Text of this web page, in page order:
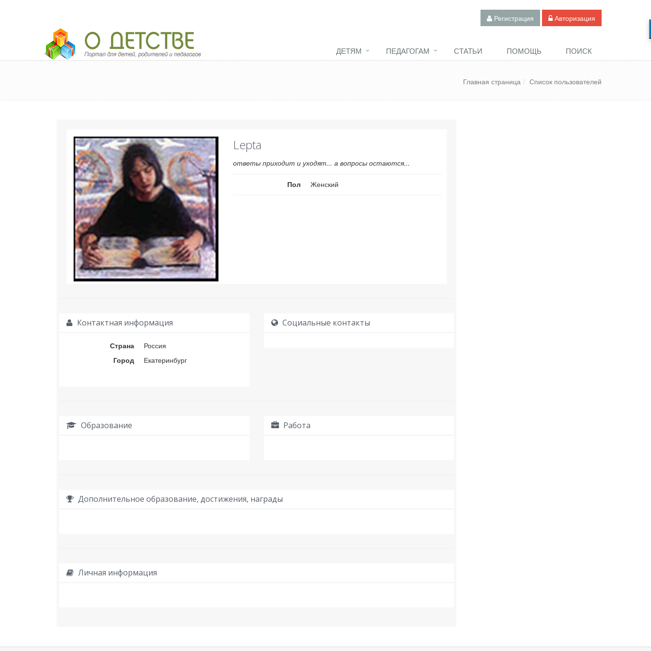
Регистрация Авторизация
Педагогический портал «О детстве»
ДЕТЯМ
ПЕДАГОГАМ СТАТЬИ ПОМОЩЬ ПОИСК
Главная страница Список пользователей
Lepta
ответы приходит и уходят... а вопросы остаются...
Пол Женский
Контактная информация
Страна
Россия
Город
Екатеринбург
Социальные контакты
Образование Работа
Дополнительное образование, достижения, награды
Личная информация